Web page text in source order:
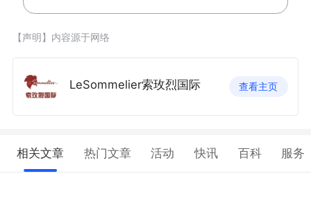
【声明】内容源于网络
LeSommelier索玫烈国际 查看主页
相关文章 热门文章 活动 快讯 百科 服务